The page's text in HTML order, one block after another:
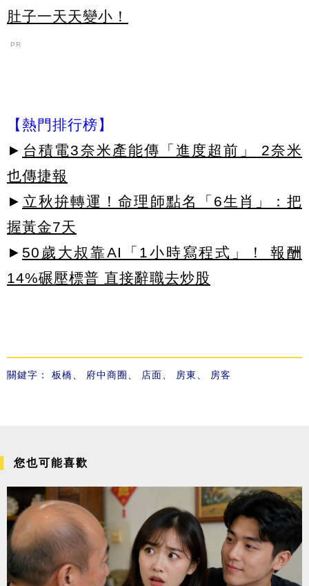
肚子一天天變小！
PR
【熱門排行榜】
► 台積電3奈米產能傳「進度超前」 2奈米
也傳捷報
► 立秋拚轉運！命理師點名「6生肖」：把
握黃金7天
► 50歲大叔靠AI「1小時寫程式」！ 報酬
14%碾壓標普 直接辭職去炒股
關鍵字： 板橋 府中商圈 店面 房東 房客
您也可能喜歡